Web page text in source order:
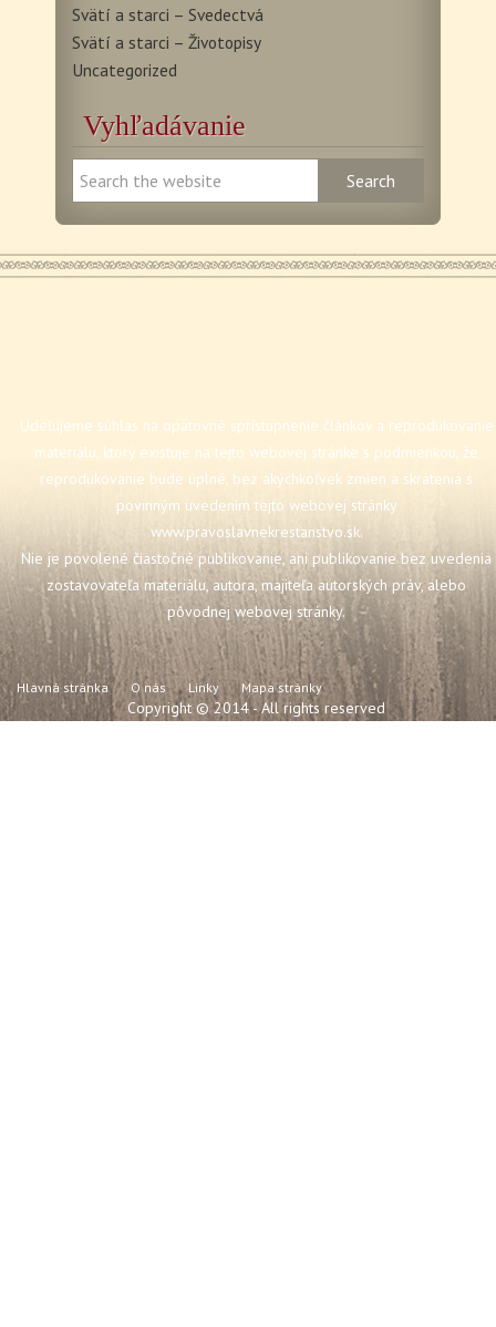
Svätí a starci – Svedectvá
Svätí a starci – Životopisy
Uncategorized
Vyhľadávanie
Udeľujeme súhlas na opätovné sprístupnenie článkov a reprodukovanie
materiálu, ktorý existuje na tejto webovej stránke s podmienkou, že
reprodukovanie bude úplné, bez akýchkoľvek zmien a skrátenia s
povinným uvedením tejto webovej stránky
www.pravoslavnekrestanstvo.sk.
Nie je povolené čiastočné publikovanie, ani publikovanie bez uvedenia
zostavovateľa materiálu, autora, majiteľa autorských práv, alebo
pôvodnej webovej stránky.
Hlavná stránka O nás Linky Mapa stránky
Copyright © 2014 - All rights reserved